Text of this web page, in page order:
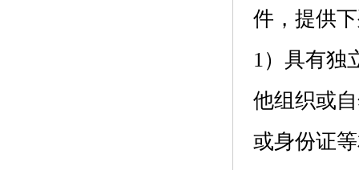
件，提供
1）具有独
他组织或
或身份证